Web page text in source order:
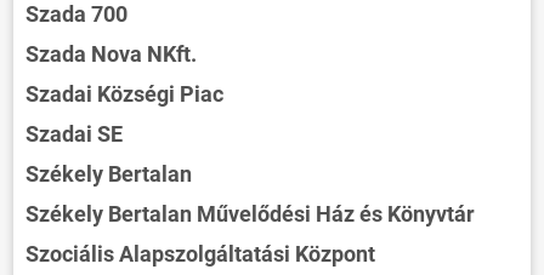
Szada 700
Szada Nova NKft.
Szadai Községi Piac
Szadai SE
Székely Bertalan
Székely Bertalan Művelődési Ház és Könyvtár
Szociális Alapszolgáltatási Központ